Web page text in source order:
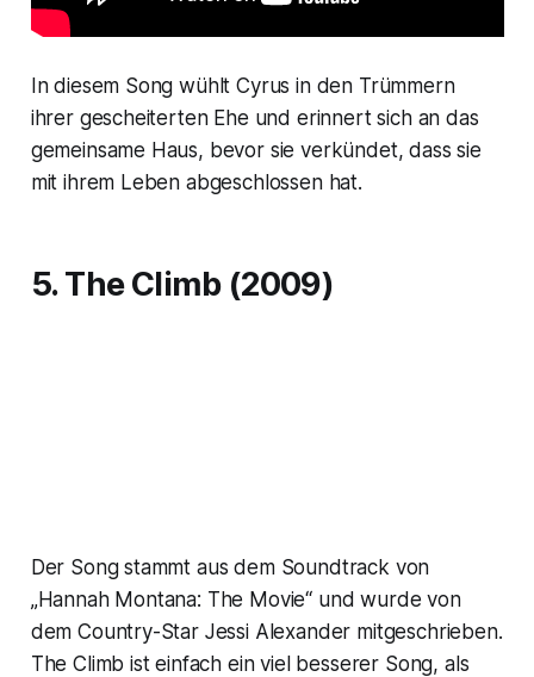
In diesem Song wühlt Cyrus in den Trümmern
ihrer gescheiterten Ehe und erinnert sich an das
gemeinsame Haus, bevor sie verkündet, dass sie
mit ihrem Leben abgeschlossen hat.
5. The Climb (2009)
Der Song stammt aus dem Soundtrack von
„Hannah Montana: The Movie“ und wurde von
dem Country-Star Jessi Alexander mitgeschrieben.
The Climb ist einfach ein viel besserer Song, als